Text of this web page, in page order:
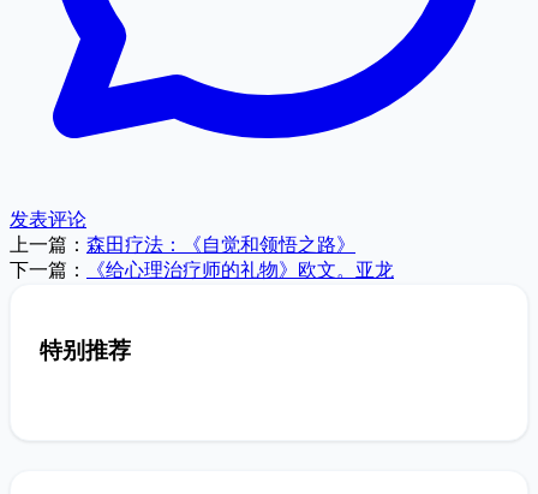
发表评论
上一篇： 森田疗法：《自觉和领悟之路》
下一篇：
《给心理治疗师的礼物》欧文。亚龙
特别推荐